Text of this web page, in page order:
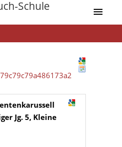
Schule
Jg. 5, Kleine